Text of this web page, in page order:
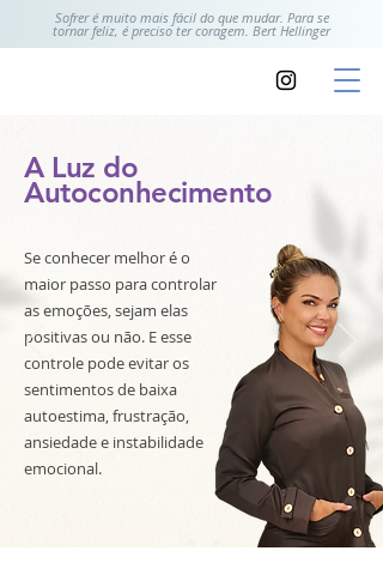
Sofrer é muito mais fácil do que mudar. Para se
tornar feliz, é preciso ter coragem. Bert Hellinger
A Luz do
Autoconhecimento
Se conhecer melhor é o
maior passo para controlar
as emoções, sejam elas
positivas ou não. E esse
controle pode evitar os
sentimentos de baixa
autoestima, frustração,
ansiedade e instabilidade
emocional.